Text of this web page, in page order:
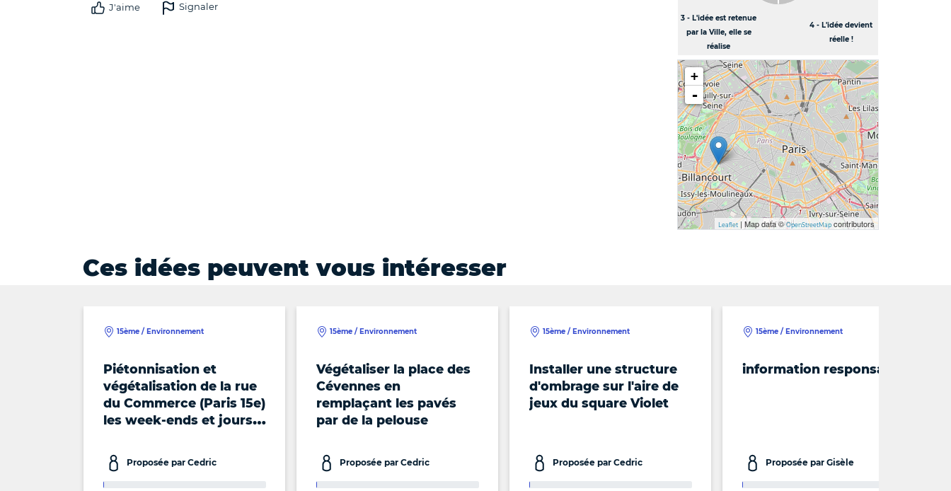
J'aime Signaler
3 - L'idée est retenue
par la Ville, elle se
réalise
4 - L'idée devient
réelle !
+
-
Leaflet| Map data ©OpenStreetMap contributors
Ces idées peuvent vous intéresser
Piétonnisation et
végétalisation de la rue
du Commerce (Paris 15e)
les week-ends et jours
15ème / Environnement
Proposée par Cedric
Végétaliser la place des
Cévennes en
remplaçant les pavés
par de la pelouse
15ème / Environnement
Proposée par Cedric
Installer une structure
d'ombrage sur l'aire de
jeux du square Violet
15ème / Environnement
Proposée par Cedric
information responsable
15ème / Environnement
Proposée par Gisèle